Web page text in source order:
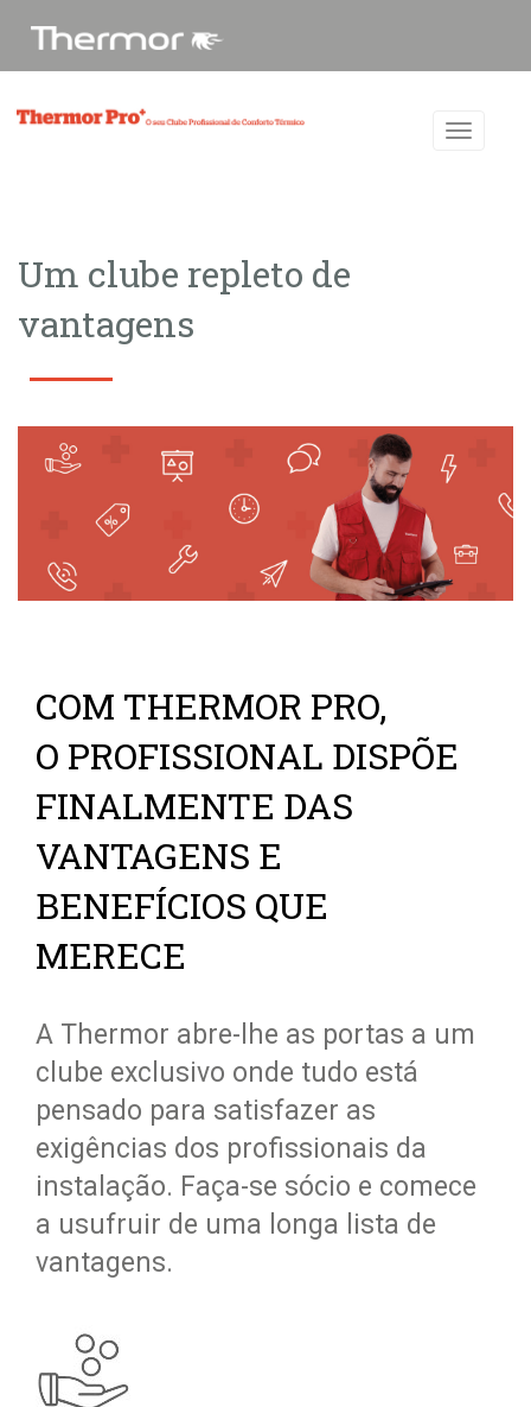
Um clube repleto de
vantagens
COM THERMOR PRO,
O PROFISSIONAL DISPÕE
FINALMENTE DAS
VANTAGENS E
BENEFÍCIOS QUE
MERECE
A Thermor abre-lhe as portas a um
clube exclusivo onde tudo está
pensado para satisfazer as
exigências dos profissionais da
instalação. Faça-se sócio e comece
a usufruir de uma longa lista de
vantagens.